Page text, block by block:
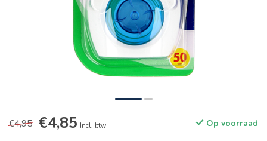
€4,95 €4,85 Incl. btw Op voorraad